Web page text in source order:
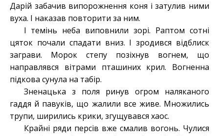
Дарій забачив випорожнення коня і затулив ними
вуха. І наказав повторити за ним.
І темінь неба виповнили зорі. Раптом сотні
цяток почали спадати вниз. І зродився відблиск
заграви. Морок степу позіхнув вогнем, що
направлявся вітрами пташиних крил. Вогненна
підкова сунула на табір.
Зненацька з поля ринув огром наляканого
гаддя й павуків, що жалили все живе. Множились
трупи, ширились крики, згущувався хаос.
Крайні ряди персів вже смалив вогонь. Чулися